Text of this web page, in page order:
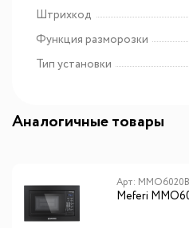
Штрихкод
Функция разморозки
Тип установки
Аналогичные товары
Арт:
Meferi